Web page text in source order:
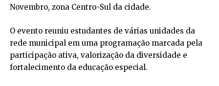
Novembro, zona Centro-Sul da cidade.
O evento reuniu estudantes de várias unidades da
rede municipal em uma programação marcada pela
participação ativa, valorização da diversidade e
fortalecimento da educação especial.